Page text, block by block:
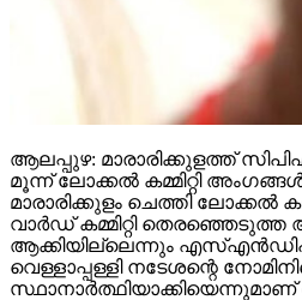
ആലപ്പുഴ: മാരാരിക്കുളത്ത്
മൂന്ന് ലോക്കല്‍ കമ്മിറ്റി
മാരാരിക്കുളം ചെത്തി ലോക്കല്‍
വാര്‍ഡ് കമ്മിറ്റി
ആക്കിയില്ലെന്നും
വെള്ളാപ്പള്ളി നടേശന്റെ